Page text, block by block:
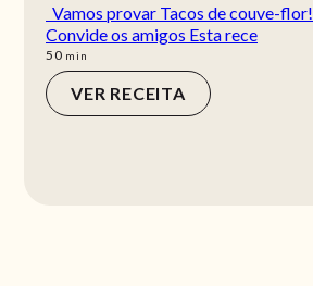
Vamos provar Tacos de couve-flor!
Convide os amigos Esta rece
50min
min
VER RECEITA